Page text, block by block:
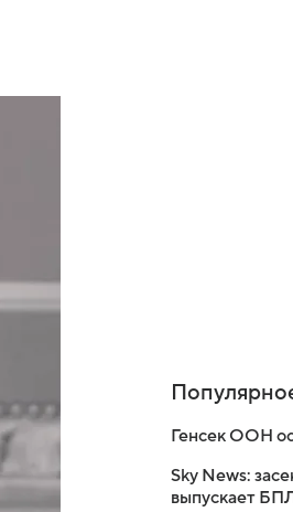
Генсек ООН
Sky News:
выпускает